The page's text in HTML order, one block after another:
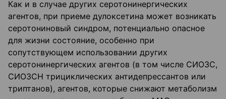
Как и в случае других серотонинергических
агентов, при приеме дулоксетина может возникать
серотониновый синдром, потенциально опасное
для жизни состояние, особенно при
сопутствующем использовании других
серотонинергических агентов (в том числе СИОЗС,
СИОЗСН трициклических антидепрессантов или
триптанов), агентов, которые снижают метаболизм